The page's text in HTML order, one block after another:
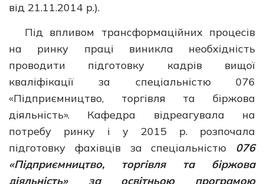
від 21.11.2014 р.).
Під впливом трансформаційних процесів
на ринку праці виникла необхідність
проводити підготовку кадрів вищої
кваліфікації за спеціальністю 076
«Підприємництво, торгівля та біржова
діяльність». Кафедра відреагувала на
потребу ринку і у 2015 р. розпочала
підготовку фахівців за спеціальністю 076
«Підприємництво, торгівля та біржова
діяльність» за освітньою програмою